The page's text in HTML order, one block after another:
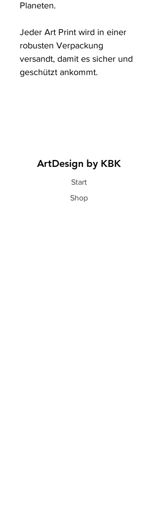
Planeten.
Jeder Art Print wird in einer
robusten Verpackung
versandt, damit es sicher und
geschützt ankommt.
ArtDesign by KBK
Start
Shop